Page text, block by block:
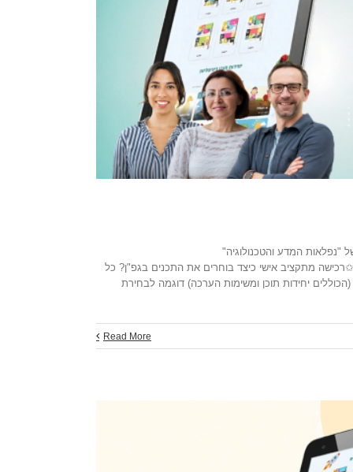
המדע והטכנולוגיה"
מתקציב אישי כיצד בוחרים את התכנים בגפ"ן? כל
(הכוללים יחידות תוכן ומשימות הערכה) דוגמה לבחירת
Read More